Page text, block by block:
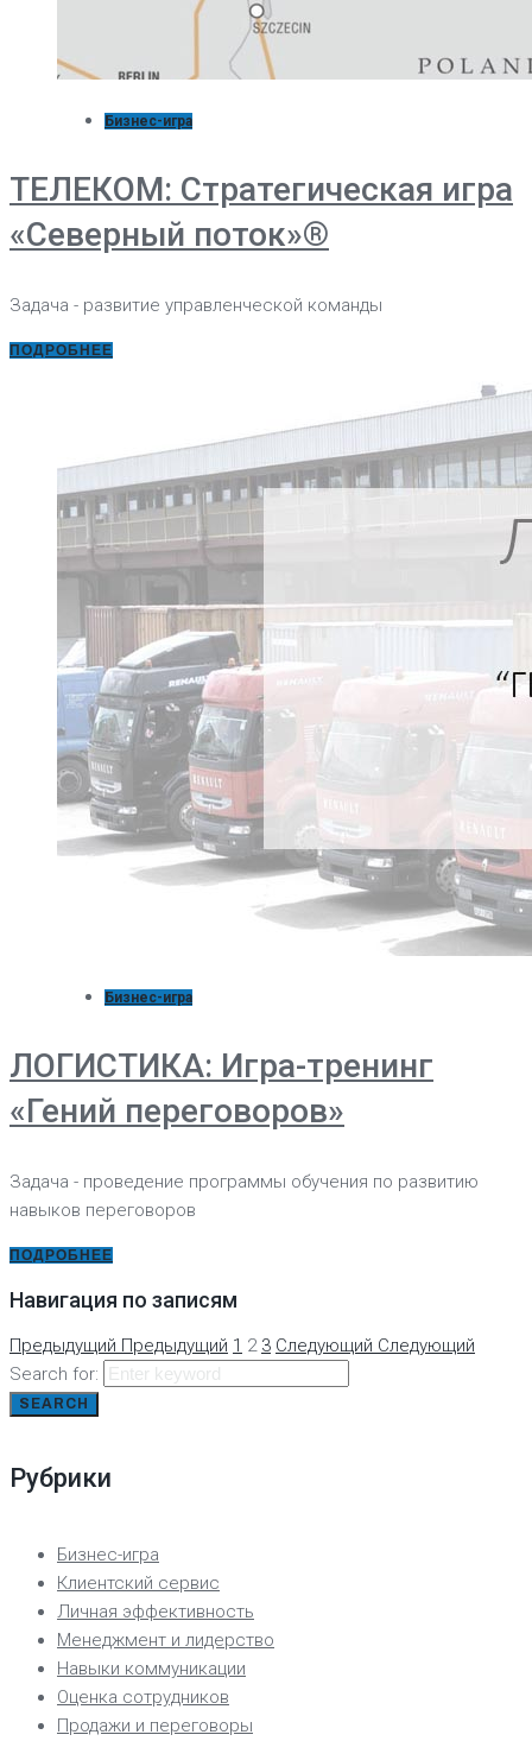
Бизнес-игра
ТЕЛЕКОМ: Стратегическая игра
«Северный поток»®
Задача - развитие управленческой команды
ПОДРОБНЕЕ
Бизнес-игра
ЛОГИСТИКА: Игра-тренинг
«Гений переговоров»
Задача - проведение программы обучения по развитию
навыков переговоров
ПОДРОБНЕЕ
Навигация по записям
Предыдущий Предыдущий 1 2 3 Следующий Следующий
Search for:
SEARCH
Рубрики
Бизнес-игра
Клиентский сервис
Личная эффективность
Менеджмент и лидерство
Навыки коммуникации
Оценка сотрудников
Продажи и переговоры